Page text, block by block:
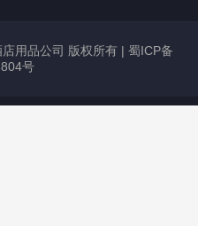
用品公司 版权所有 | 蜀ICP备
号